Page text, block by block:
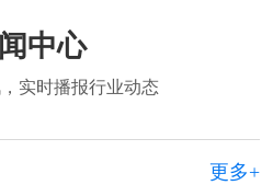
中心
实时播报行业动态
更多+